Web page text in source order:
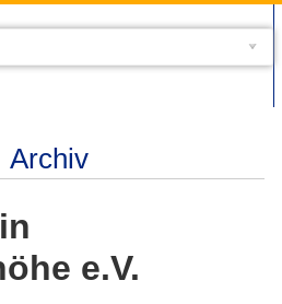
Archiv
e.V.